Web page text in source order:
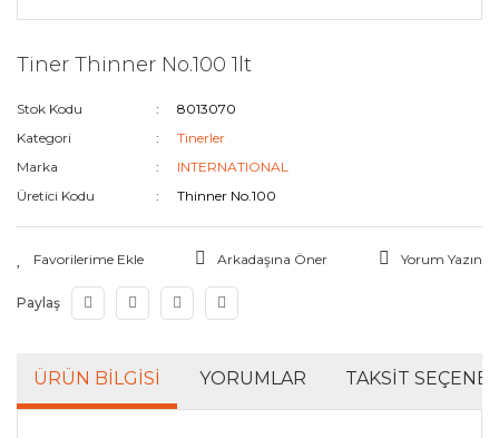
Tiner Thinner No.100 1lt
Stok Kodu
8013070
Kategori
Tinerler
Marka
INTERNATIONAL
Üretici Kodu
Thinner No.100
Arkadaşına Öner Yorum Yazın
Paylaş
ÜRÜN BILGISI YORUMLAR TAKSIT